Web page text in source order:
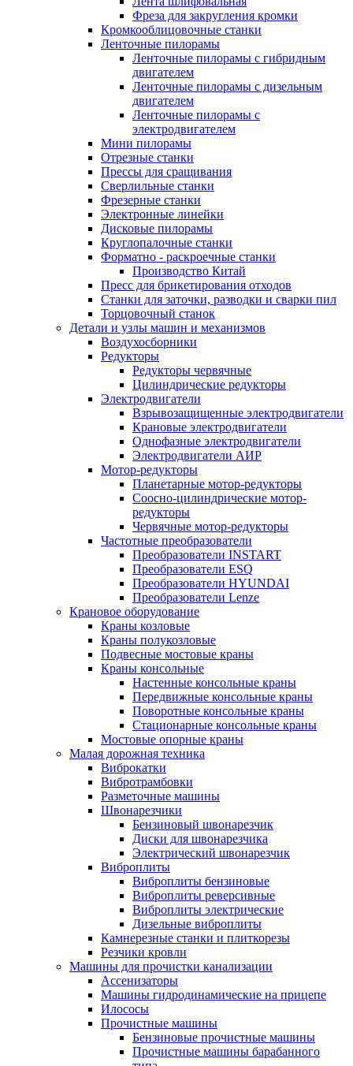
Фреза для закругления кромки
Кромкооблицовочные станки
Ленточные пилорамы
Ленточные пилорамы с гибридным
двигателем
Ленточные пилорамы с дизельным
двигателем
Ленточные пилорамы с
электродвигателем
Мини пилорамы
Отрезные станки
Прессы для сращивания
Сверлильные станки
Фрезерные станки
Электронные линейки
Дисковые пилорамы
Круглопалочные станки
Форматно - раскроечные станки
Производство Китай
Пресс для брикетирования отходов
Станки для заточки, разводки и сварки пил
Торцовочный станок
Детали и узлы машин и механизмов
Воздухосборники
Редукторы
Редукторы червячные
Цилиндрические редукторы
Электродвигатели
Взрывозащищенные электродвигатели
Крановые электродвигатели
Однофазные электродвигатели
Электродвигатели АИР
Мотор-редукторы
Планетарные мотор-редукторы
Соосно-цилиндрические мотор-
редукторы
Червячные мотор-редукторы
Частотные преобразователи
Преобразователи INSTART
Преобразователи ESQ
Преобразователи HYUNDAI
Преобразователи Lenze
Крановое оборудование
Краны козловые
Краны полукозловые
Подвесные мостовые краны
Краны консольные
Настенные консольные краны
Передвижные консольные краны
Поворотные консольные краны
Стационарные консольные краны
Мостовые опорные краны
Малая дорожная техника
Виброкатки
Вибротрамбовки
Разметочные машины
Швонарезчики
Бензиновый швонарезчик
Диски для швонарезчика
Электрический швонарезчик
Виброплиты
Виброплиты бензиновые
Виброплиты реверсивные
Виброплиты электрические
Дизельные виброплиты
Камнерезные станки и плиткорезы
Резчики кровли
Машины для прочистки канализации
Ассенизаторы
Машины гидродинамические на прицепе
Илососы
Прочистные машины
Бензиновые прочистные машины
Прочистные машины барабанного